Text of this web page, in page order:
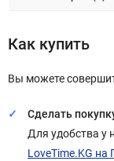
Как купить
Вы можете
Сделать
Для удобства у
LoveTime.KG